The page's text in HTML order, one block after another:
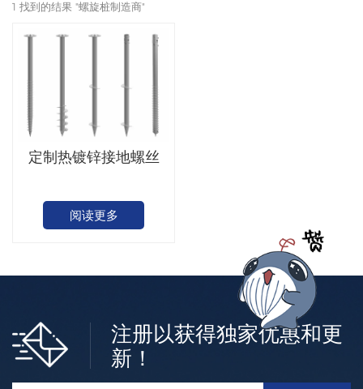
1 找到的结果 "螺旋桩制造商"
定制热镀锌接地螺丝
阅读更多
注册以获得独家优惠和更
新！